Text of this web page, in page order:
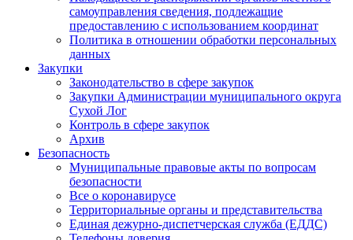
самоуправления сведения, подлежащие
предоставлению с использованием координат
Политика в отношении обработки персональных
данных
Закупки
Законодательство в сфере закупок
Закупки Администрации муниципального округа
Сухой Лог
Контроль в сфере закупок
Архив
Безопасность
Муниципальные правовые акты по вопросам
безопасности
Все о коронавирусе
Территориальные органы и представительства
Единая дежурно-диспетчерская служба (ЕДДС)